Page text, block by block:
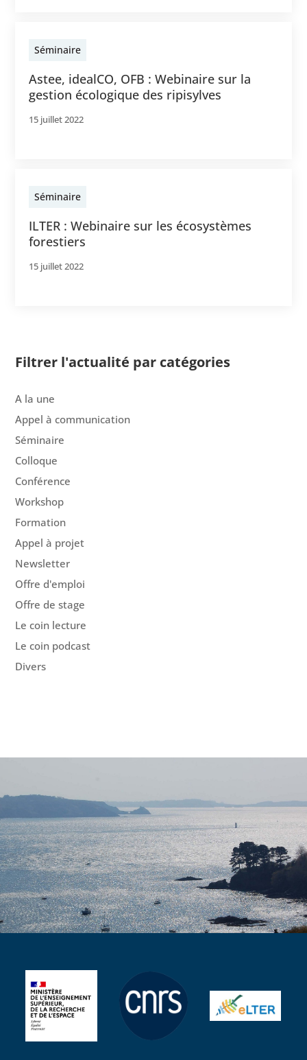
Séminaire
Astee, idealCO, OFB : Webinaire sur la
gestion écologique des ripisylves
15 juillet 2022
Séminaire
ILTER : Webinaire sur les écosystèmes
forestiers
15 juillet 2022
Filtrer l'actualité par catégories
A la une
Appel à communication
Séminaire
Colloque
Conférence
Workshop
Formation
Appel à projet
Newsletter
Offre d'emploi
Offre de stage
Le coin lecture
Le coin podcast
Divers